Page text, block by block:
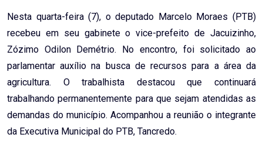
Nesta quarta-feira (7), o deputado Marcelo Moraes (PTB)
recebeu em seu gabinete o vice-prefeito de Jacuizinho,
Zózimo Odilon Demétrio. No encontro, foi solicitado ao
parlamentar auxílio na busca de recursos para a área da
agricultura. O trabalhista destacou que continuará
trabalhando permanentemente para que sejam atendidas as
demandas do município. Acompanhou a reunião o integrante
da Executiva Municipal do PTB, Tancredo.